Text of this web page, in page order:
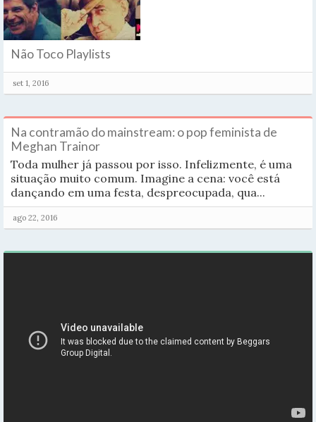
Não Toco Playlists
set 1, 2016
Na contramão do mainstream: o pop feminista de
Meghan Trainor
Toda mulher já passou por isso. Infelizmente, é uma
situação muito comum. Imagine a cena: você está
dançando em uma festa, despreocupada, qua...
ago 22, 2016